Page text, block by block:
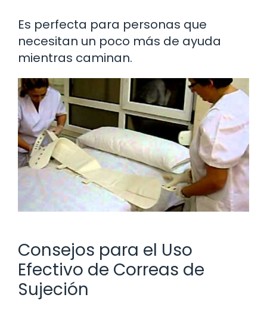
Es perfecta para personas que
necesitan un poco más de ayuda
mientras caminan.
Consejos para el Uso
Efectivo de Correas de
Sujeción